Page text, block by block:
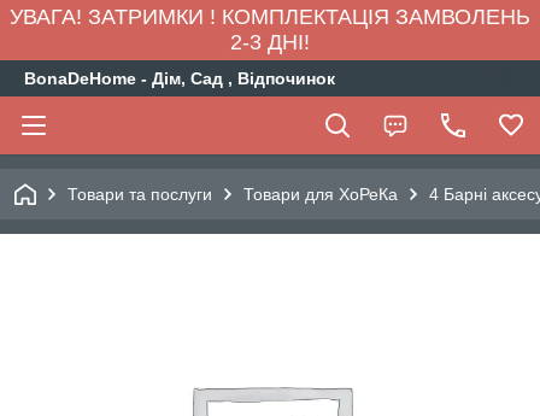
УВАГА! ЗАТРИМКИ ! КОМПЛЕКТАЦІЯ ЗАМВОЛЕНЬ
2-3 ДНІ!
BonaDeHome - Дім, Сад , Відпочинок
Товари та послуги Товари для ХоРеКа 4 Барні